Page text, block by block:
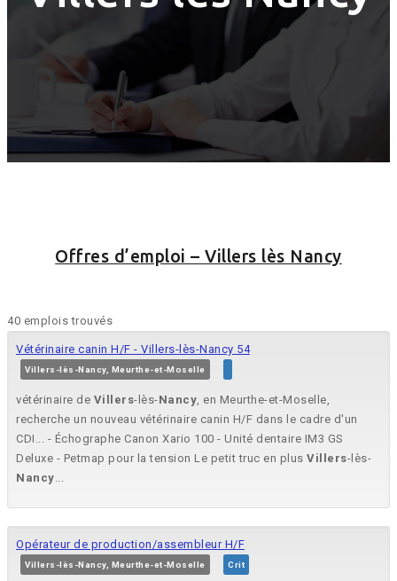
Offres d’emploi – Villers lès Nancy
40 emplois trouvés
Vétérinaire canin H/F - Villers-lès-Nancy 54
Villers-lès-Nancy, Meurthe-et-Moselle
vétérinaire de Villers-lès-Nancy, en Meurthe-et-Moselle,
recherche un nouveau vétérinaire canin H/F dans le cadre d'un
CDI... - Échographe Canon Xario 100 - Unité dentaire IM3 GS
Deluxe - Petmap pour la tension Le petit truc en plus Villers-lès-
Nancy...
Opérateur de production/assembleur H/F
Villers-lès-Nancy, Meurthe-et-Moselle Crit